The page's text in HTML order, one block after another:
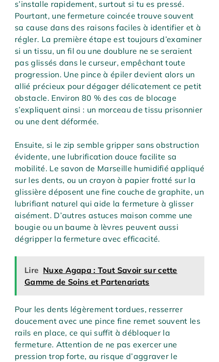
s’installe rapidement, surtout si tu es pressé.
Pourtant, une fermeture coincée trouve souvent
sa cause dans des raisons faciles à identifier et à
régler. La première étape est toujours d’examiner
si un tissu, un fil ou une doublure ne se seraient
pas glissés dans le curseur, empêchant toute
progression. Une pince à épiler devient alors un
allié précieux pour dégager délicatement ce petit
obstacle. Environ 80 % des cas de blocage
s’expliquent ainsi : un morceau de tissu prisonnier
ou une dent déformée.
Ensuite, si le zip semble gripper sans obstruction
évidente, une lubrification douce facilite sa
mobilité. Le savon de Marseille humidifié appliqué
sur les dents, ou un crayon à papier frotté sur la
glissière déposent une fine couche de graphite, un
lubrifiant naturel qui aide la fermeture à glisser
aisément. D’autres astuces maison comme une
bougie ou un baume à lèvres peuvent aussi
dégripper la fermeture avec efficacité.
Lire Nuxe Agapa : Tout Savoir sur cette
Gamme de Soins et Partenariats
Pour les dents légèrement tordues, resserrer
doucement avec une pince fine remet souvent les
rails en place, ce qui suffit à débloquer la
fermeture. Attention de ne pas exercer une
pression trop forte, au risque d’aggraver le